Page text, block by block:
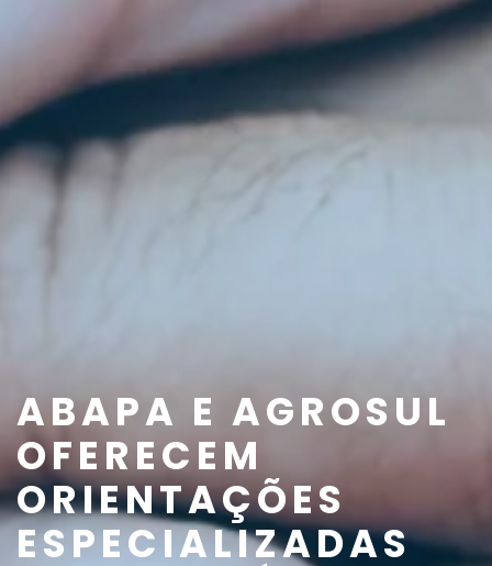
ABAPA E AGROSUL
OFERECEM
ORIENTAÇÕES
ESPECIALIZADAS